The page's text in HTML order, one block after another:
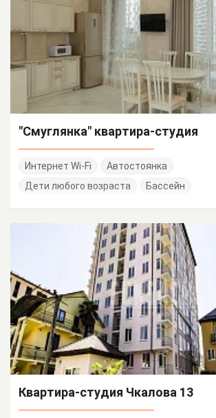
"Смуглянка" квартира-студия
Интернет Wi-Fi
Автостоянка
Дети любого возраста
Бассейн
Квартира-студия Чкалова 13